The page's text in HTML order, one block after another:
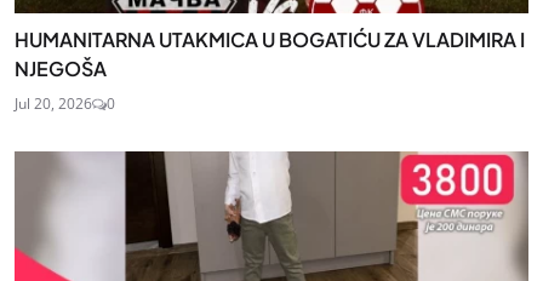
HUMANITARNA UTAKMICA U BOGATIĆU ZA VLADIMIRA I
NJEGOŠA
Jul 20, 2026 0